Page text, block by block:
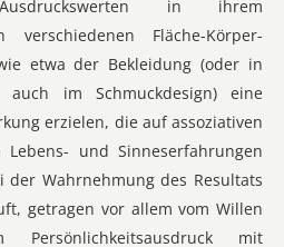
in ihrem
verschiedenen Fläche-Körper-
etwa der Bekleidung (oder in
auch im Schmuckdesign) eine
erzielen, die auf assoziativen
Lebens- und Sinneserfahrungen
Wahrnehmung des Resultats
getragen vor allem vom Willen
Persönlichkeitsausdruck mit